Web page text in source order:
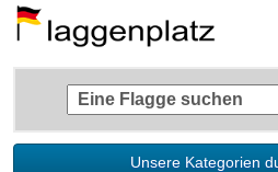
Unsere Kategorien